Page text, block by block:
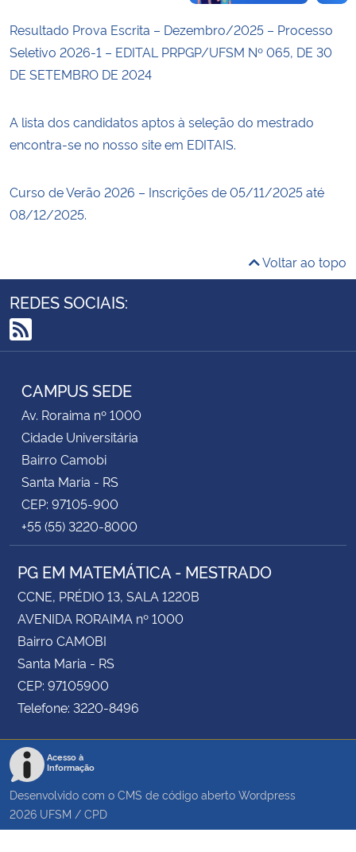
Planalto
Resultado Prova Escrita – Dezembro/2025 – Processo
Seletivo 2026-1 – EDITAL PRPGP/UFSM Nº 065, DE 30
DE SETEMBRO DE 2024
A lista dos candidatos aptos à seleção do mestrado
encontra-se no nosso site em EDITAIS.
Curso de Verão 2026 – Inscrições de 05/11/2025 até
08/12/2025.
Voltar ao topo
REDES SOCIAIS:
RSS
CAMPUS SEDE
Av. Roraima nº 1000
Cidade Universitária
Bairro Camobi
Santa Maria - RS
CEP: 97105-900
+55 (55) 3220-8000
PG EM MATEMÁTICA - MESTRADO
CCNE, PRÉDIO 13, SALA 1220B
AVENIDA RORAIMA nº 1000
Bairro CAMOBI
Santa Maria - RS
CEP: 97105900
Telefone: 3220-8496
Acesso à
Informação
Desenvolvido com o CMS de código aberto Wordpress
2026 UFSM / CPD